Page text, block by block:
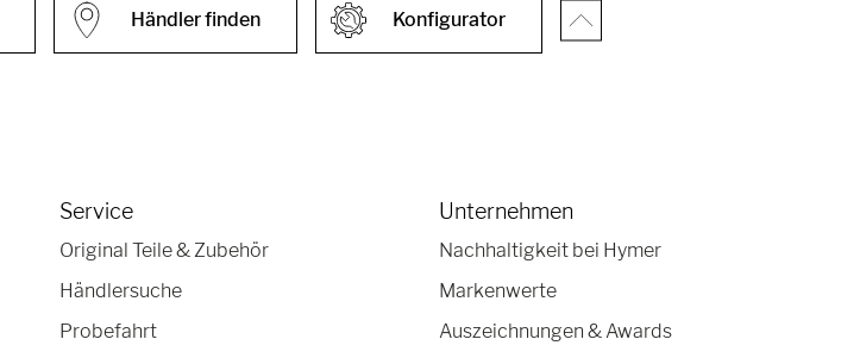
Konfigurator
Händler finden
Service
Original Teile & Zubehör
Händlersuche
Probefahrt
Unternehmen
Nachhaltigkeit bei Hymer
Markenwerte
Auszeichnungen & Awards